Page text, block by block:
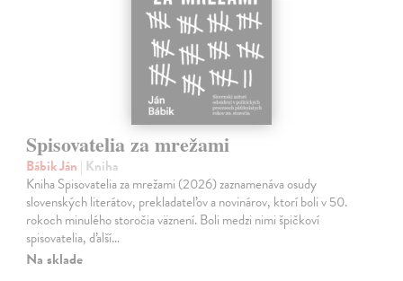
Spisovatelia za mrežami
Bábik Ján | Kniha
Kniha Spisovatelia za mrežami (2026) zaznamenáva osudy
slovenských literátov, prekladateľov a novinárov, ktorí boli v 50.
rokoch minulého storočia väznení. Boli medzi nimi špičkoví
spisovatelia, ďalší…
Na sklade